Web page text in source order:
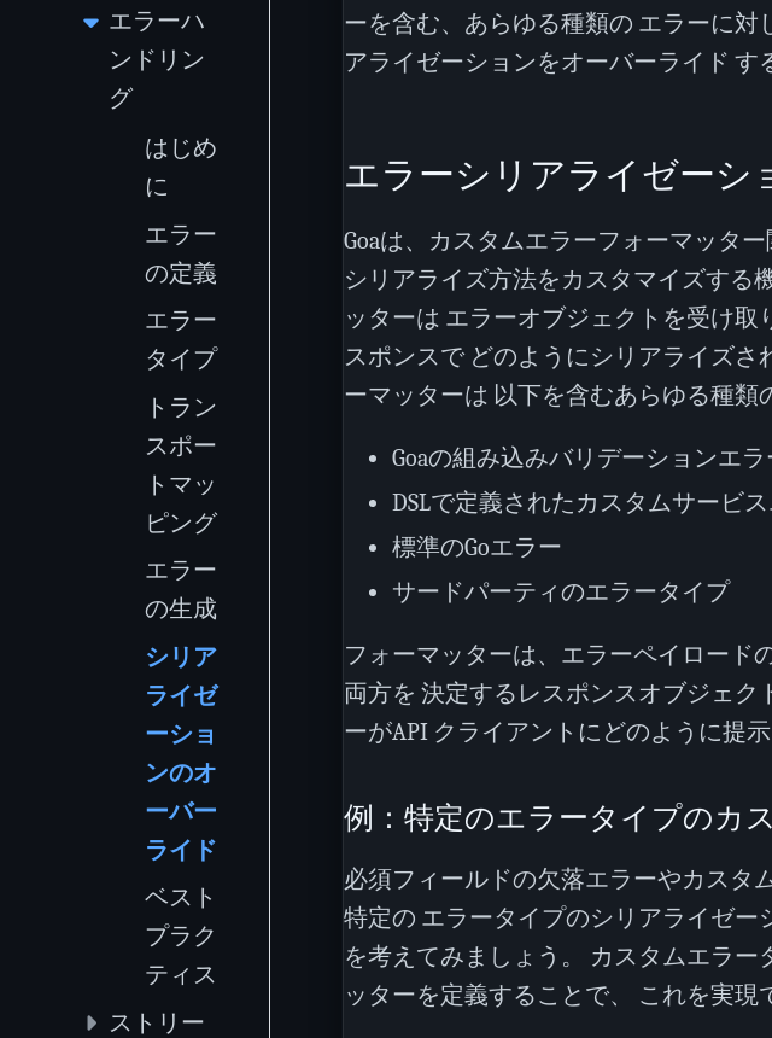
エラーハ
ンドリン
グ
はじめ
に
エラー
の定義
エラー
タイプ
トラン
スポー
トマッ
ピング
エラー
の生成
シリア
ライゼ
ーショ
ンのオ
ーバー
ライド
ベスト
プラク
ティス
ストリー
ーを含む、あらゆる種類の エラーに対
アライゼーションをオーバーライド す
エラーシリアライゼーシ
Goaは、カスタムエラーフォーマッタ
シリアライズ方法をカスタマイズする
ッターは エラーオブジェクトを受け
スポンスで どのようにシリアライズさ
ーマッターは 以下を含むあらゆる種類
Goaの組み込みバリデーションエラ
DSLで定義されたカスタムサービ
標準のGoエラー
サードパーティのエラータイプ
フォーマッターは、エラーペイロード
両方を 決定するレスポンスオブジェク
ーがAPI クライアントにどのように提
例：特定のエラータイプのカ
必須フィールドの欠落エラーやカスタ
特定の エラータイプのシリアライゼ
を考えてみましょう。 カスタムエラ
ッターを定義することで、 これを実現